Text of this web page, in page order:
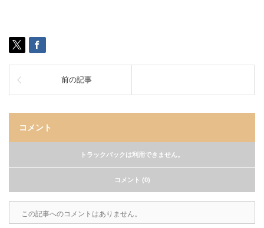
前の記事
コメント
トラックバックは利用できません。
コメント (0)
この記事へのコメントはありません。